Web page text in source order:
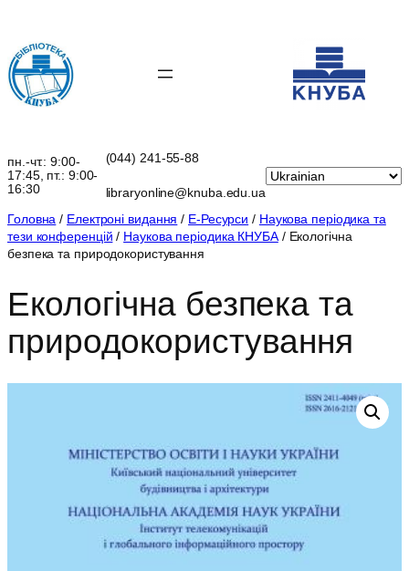
вмісту
пн.-чт.: 9:00-
17:45, пт.: 9:00-
16:30
(044) 241-55-88
libraryonline@knuba.edu.ua
Головна / Електроні видання / Е-Ресурси / Наукова періодика та
тези конференцій / Наукова періодика КНУБА/ Екологічна
безпека та природокористування
Екологічна безпека та
природокористування